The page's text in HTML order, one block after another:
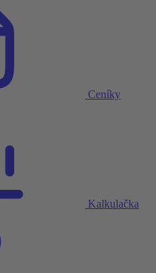
Ceníky
Kalkulačka